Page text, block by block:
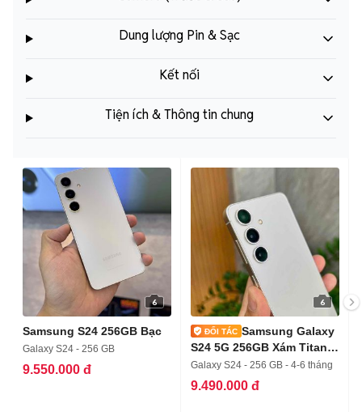
Dung lượng Pin & Sạc
Kết nối
Tiện ích & Thông tin chung
6
Samsung S24 256GB Bạc
Galaxy S24 - 256 GB
9.550.000 đ
6
Samsung Galaxy
S24 5G 256GB Xám Titan,
Trả Góp
Galaxy S24 - 256 GB - 4-6 tháng
9.490.000 đ